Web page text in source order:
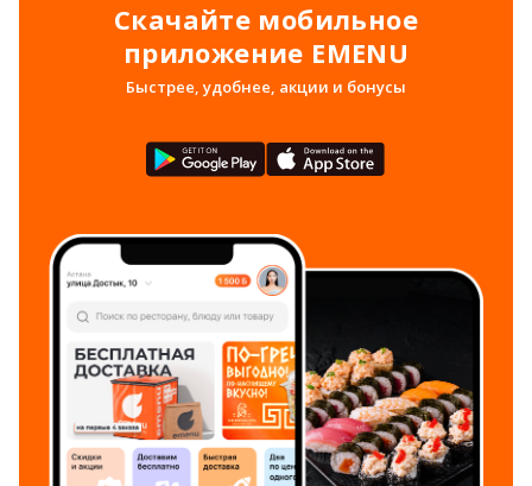
Скачайте мобильное
приложение EMENU
Быстрее, удобнее, акции и бонусы